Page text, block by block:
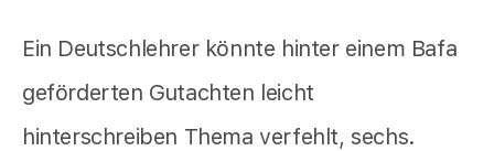
Ein Deutschlehrer könnte hinter einem Bafa
geförderten Gutachten leicht
hinterschreiben Thema verfehlt, sechs.